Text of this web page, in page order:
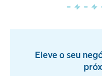
Eleve o seu